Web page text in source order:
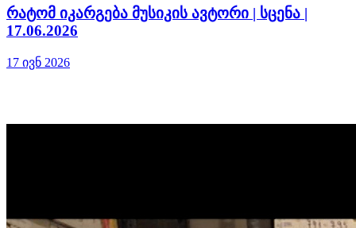
რატომ იკარგება მუსიკის ავტორი | სცენა |
17.06.2026
17 ივნ 2026